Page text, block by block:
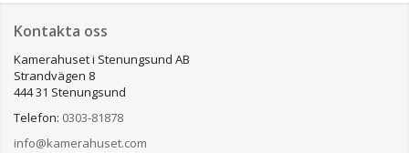
Kontakta oss
Kamerahuset i Stenungsund AB
Strandvägen 8
444 31 Stenungsund
Telefon: 0303-81878
info@kamerahuset.com